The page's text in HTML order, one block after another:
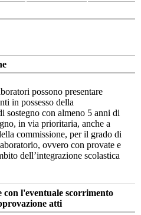
possono presentare
in possesso della
sostegno con almeno 5 anni di
in via prioritaria, anche a
commissione, per il grado di
ovvero con provate e
dell’integrazione scolastica
l'eventuale scorrimento
atti